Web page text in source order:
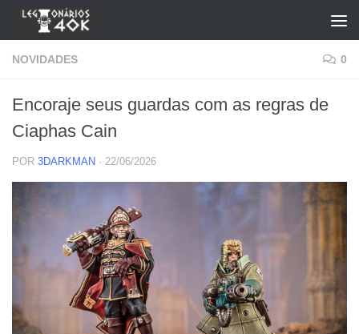
Skip to content
NOVIDADES 0
Encoraje seus guardas com as regras de
Ciaphas Cain
POR 3DARKMAN · 22/06/2026